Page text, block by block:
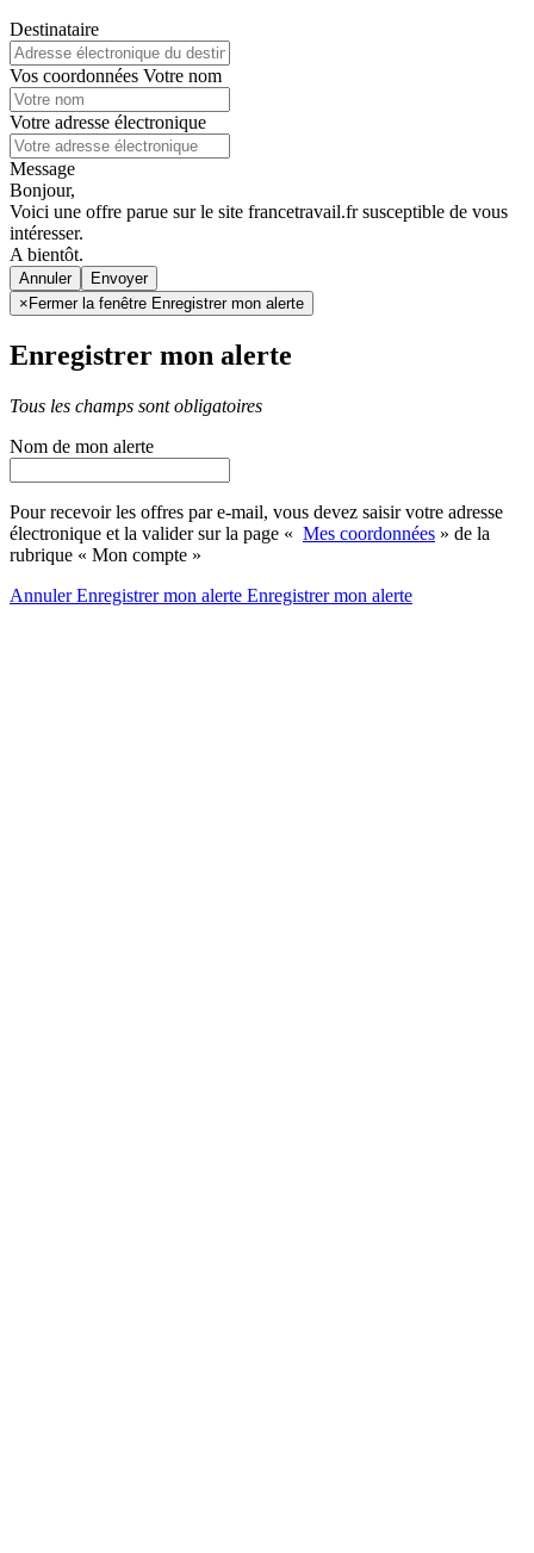
Destinataire
Vos coordonnées Votre nom
Votre adresse électronique
Message
Bonjour,
Voici une offre parue sur le site francetravail.fr susceptible de vous
intéresser.
A bientôt.
Annuler
× Fermer la fenêtre Enregistrer mon alerte
Enregistrer mon alerte
Tous les champs sont obligatoires
Nom de mon alerte
Pour recevoir les offres par e-mail, vous devez saisir votre adresse
électronique et la valider sur la page « Mes coordonnées » de la
rubrique « Mon compte »
AnnulerEnregistrer mon alerte Enregistrermon alerte